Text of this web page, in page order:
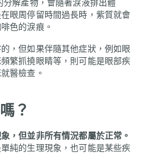
眼周停留時間過長時，紫質就會
色的淚痕。
，但如果伴隨其他症狀，例如眼
繁抓撓眼睛等，則可能是眼部疾
醫檢查。
？
，但並非所有情況都屬於正常。
純的生理現象，也可能是某些疾